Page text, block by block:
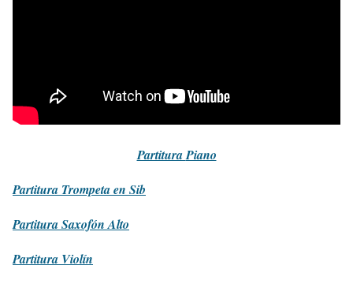
PartituraPiano
Partitura Trompeta en Sib
PartituraSaxofón Alto
Partitura Violín